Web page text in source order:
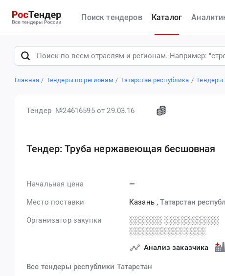
Поиск тендеров Каталог
Главная Тендеры по регионам Татарстан республика Тендеры
Тендер №24616595от 29.03.16
Тендер: Труба нержавеющая бесшовная
Начальная цена —
Место поставки Казань ,Татарстан
Организатор закупки
░░░░░░ ░░░░░░░░░░
░░░░░░░░░░░░░░
Анализ заказчика
Все тендеры республики Татарстан